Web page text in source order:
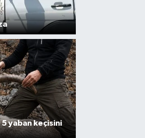
yaban keçisini